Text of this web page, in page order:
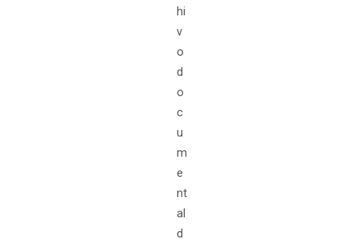
hi
v
o
d
o
c
u
m
e
nt
al
d